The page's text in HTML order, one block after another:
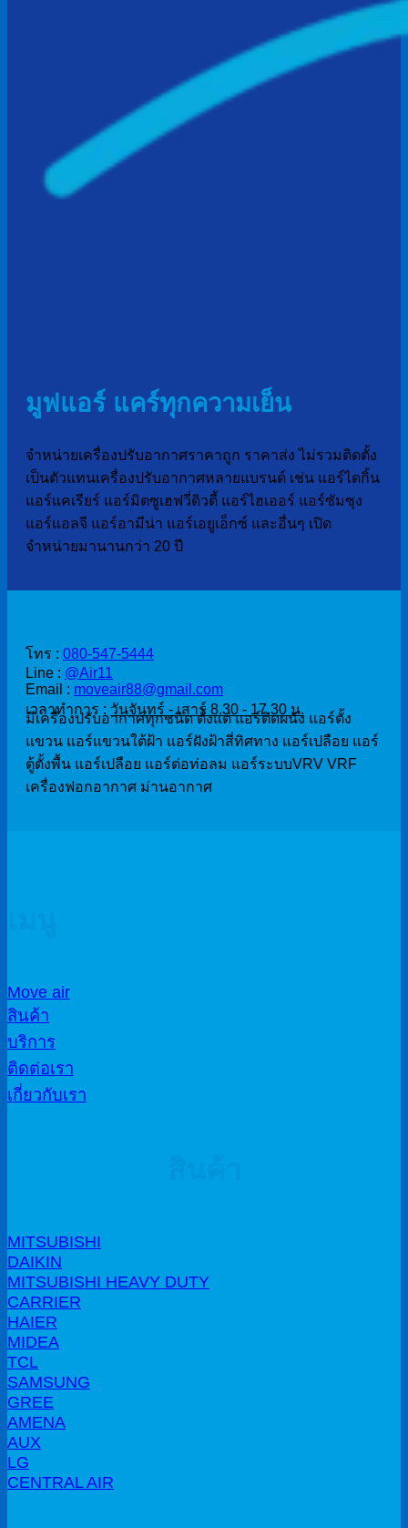
มูฟแอร์ แคร์ทุกความเย็น
จำหน่ายเครื่องปรับอากาศราคาถูก ราคาส่ง ไม่รวมติดตั้ง
เป็นตัวแทนเครื่องปรับอากาศหลายแบรนด์ เช่น แอร์ไดกิ้น
แอร์แคเรียร์ แอร์มิตซูเฮฟวี่ดิวตี้ แอร์ไฮเออร์ แอร์ซัมซุง
แอร์แอลจี แอร์อามีน่า แอร์เอยูเอ็กซ์ และอื่นๆ เปิด
จำหน่ายมานานกว่า 20 ปี
ติดต่อสั่งซื้อ
โทร : 080-547-5444
Line : @Air11
Email : moveair88@gmail.com
เวลาทำการ : วันจันทร์ - เสาร์ 8.30 - 17.30 น.
มีเครื่องปรับอากาศทุกชนิด ตั้งแต่ แอร์ติดผนัง แอร์ตั้ง
แขวน แอร์แขวนใต้ฝ้า แอร์ฝังฝ้าสี่ทิศทาง แอร์เปลือย แอร์
ตู้ตั้งพื้น แอร์เปลือย แอร์ต่อท่อลม แอร์ระบบVRV VRF
เครื่องฟอกอากาศ ม่านอากาศ
Move air
สินค้า
บริการ
ติดต่อเรา
เกี่ยวกับเรา
MITSUBISHI
DAIKIN
MITSUBISHI HEAVY DUTY
CARRIER
HAIER
MIDEA
TCL
SAMSUNG
GREE
AMENA
AUX
LG
CENTRAL AIR